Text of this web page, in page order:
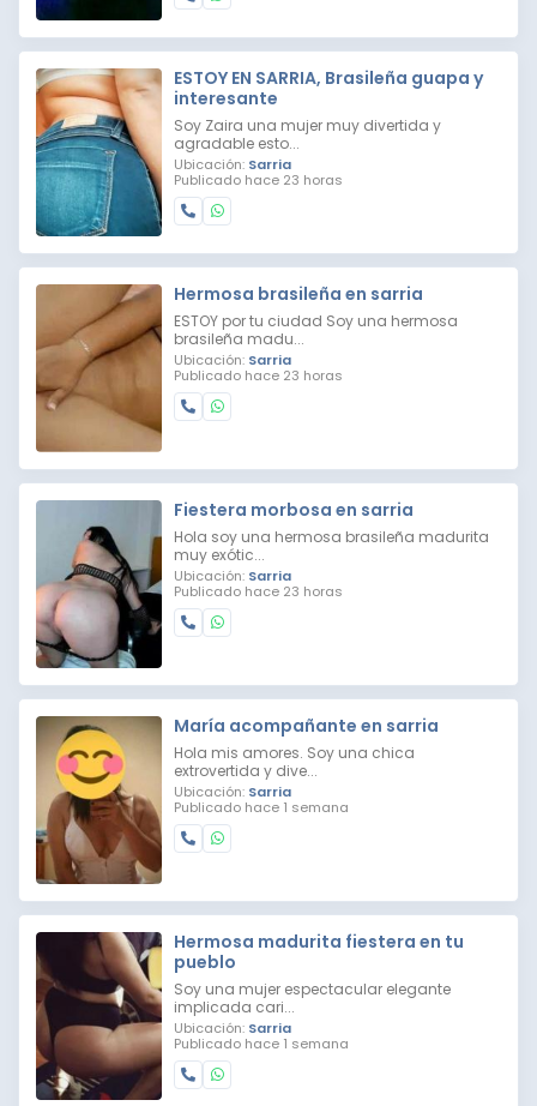
ESTOY EN SARRIA, Brasileña guapa y
interesante
Soy Zaira una mujer muy divertida y
agradable esto...
Ubicación: Sarria
Publicado hace 23 horas
Hermosa brasileña en sarria
ESTOY por tu ciudad Soy una hermosa
brasileña madu...
Ubicación: Sarria
Publicado hace 23 horas
Fiestera morbosa en sarria
Hola soy una hermosa brasileña madurita
muy exótic...
Ubicación: Sarria
Publicado hace 23 horas
María acompañante en sarria
Hola mis amores. Soy una chica
extrovertida y dive...
Ubicación: Sarria
Publicado hace 1 semana
Hermosa madurita fiestera en tu
pueblo
Soy una mujer espectacular elegante
implicada cari...
Ubicación: Sarria
Publicado hace 1 semana